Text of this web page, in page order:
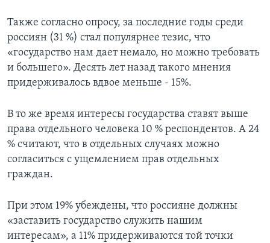
Также согласно опросу, за последние годы среди
россиян (31 %) стал популярнее тезис, что
«государство нам дает немало, но можно требовать
и большего». Десять лет назад такого мнения
придерживалось вдвое меньше - 15%.
В то же время интересы государства ставят выше
права отдельного человека 10 % респондентов. А 24
% считают, что в отдельных случаях можно
согласиться с ущемлением прав отдельных
граждан.
При этом 19% убеждены, что россияне должны
«заставить государство служить нашим
интересам», а 11% придерживаются той точки